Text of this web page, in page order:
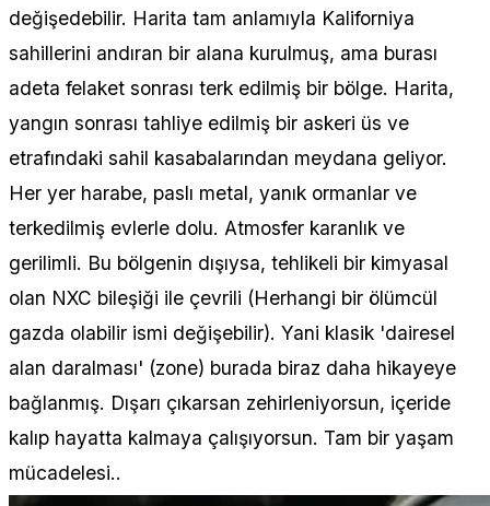
değişedebilir. Harita tam anlamıyla Kaliforniya
sahillerini andıran bir alana kurulmuş, ama burası
adeta felaket sonrası terk edilmiş bir bölge. Harita,
yangın sonrası tahliye edilmiş bir askeri üs ve
etrafındaki sahil kasabalarından meydana geliyor.
Her yer harabe, paslı metal, yanık ormanlar ve
terkedilmiş evlerle dolu. Atmosfer karanlık ve
gerilimli. Bu bölgenin dışıysa, tehlikeli bir kimyasal
olan NXC bileşiği ile çevrili (Herhangi bir ölümcül
gazda olabilir ismi değişebilir). Yani klasik 'dairesel
alan daralması' (zone) burada biraz daha hikayeye
bağlanmış. Dışarı çıkarsan zehirleniyorsun, içeride
kalıp hayatta kalmaya çalışıyorsun. Tam bir yaşam
mücadelesi..